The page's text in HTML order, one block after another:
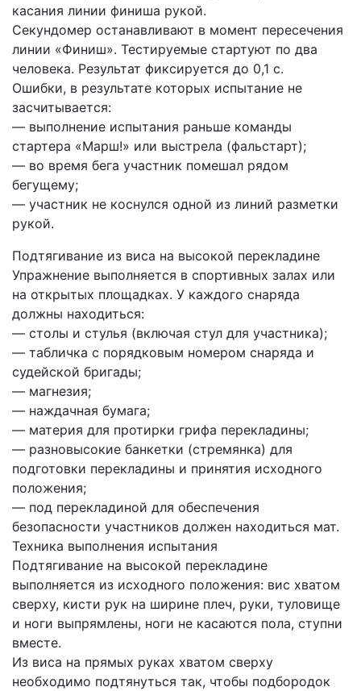
касания линии финиша рукой.
Секундомер останавливают в момент пересечения
линии «Финиш». Тестируемые стартуют по два
человека. Результат фиксируется до 0,1 с.
Ошибки, в результате которых испытание не
засчитывается:
— выполнение испытания раньше команды
стартера «Марш!» или выстрела (фальстарт);
— во время бега участник помешал рядом
бегущему;
— участник не коснулся одной из линий разметки
рукой.
Подтягивание из виса на высокой перекладине
Упражнение выполняется в спортивных залах или
на открытых площадках. У каждого снаряда
должны находиться:
— столы и стулья (включая стул для участника);
— табличка с порядковым номером снаряда и
судейской бригады;
— магнезия;
— наждачная бумага;
— материя для протирки грифа перекладины;
— разновысокие банкетки (стремянка) для
подготовки перекладины и принятия исходного
положения;
— под перекладиной для обеспечения
безопасности участников должен находиться мат.
Техника выполнения испытания
Подтягивание на высокой перекладине
выполняется из исходного положения: вис хватом
сверху, кисти рук на ширине плеч, руки, туловище
и ноги выпрямлены, ноги не касаются пола, ступни
вместе.
Из виса на прямых руках хватом сверху
необходимо подтянуться так, чтобы подбородок